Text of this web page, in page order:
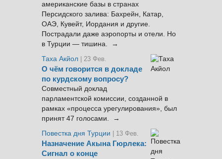
американские базы в странах
Персидского залива: Бахрейн, Катар,
ОАЭ, Кувейт, Иордания и другие.
Пострадали даже аэропорты и отели. Но
в Турции — тишина. →
Таха Акйол | 23 Фев.
О чём говорится в докладе
по курдскому вопросу?
Совместный доклад
парламентской комиссии, созданной в
рамках «процесса урегулирования», был
принят 47 голосами. →
Повестка дня Турции
| 13 Фев.
Назначение Акына Гюрлека:
Сигнал о конце